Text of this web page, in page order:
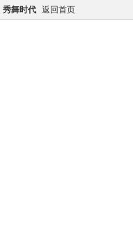
秀舞时代 返回首页